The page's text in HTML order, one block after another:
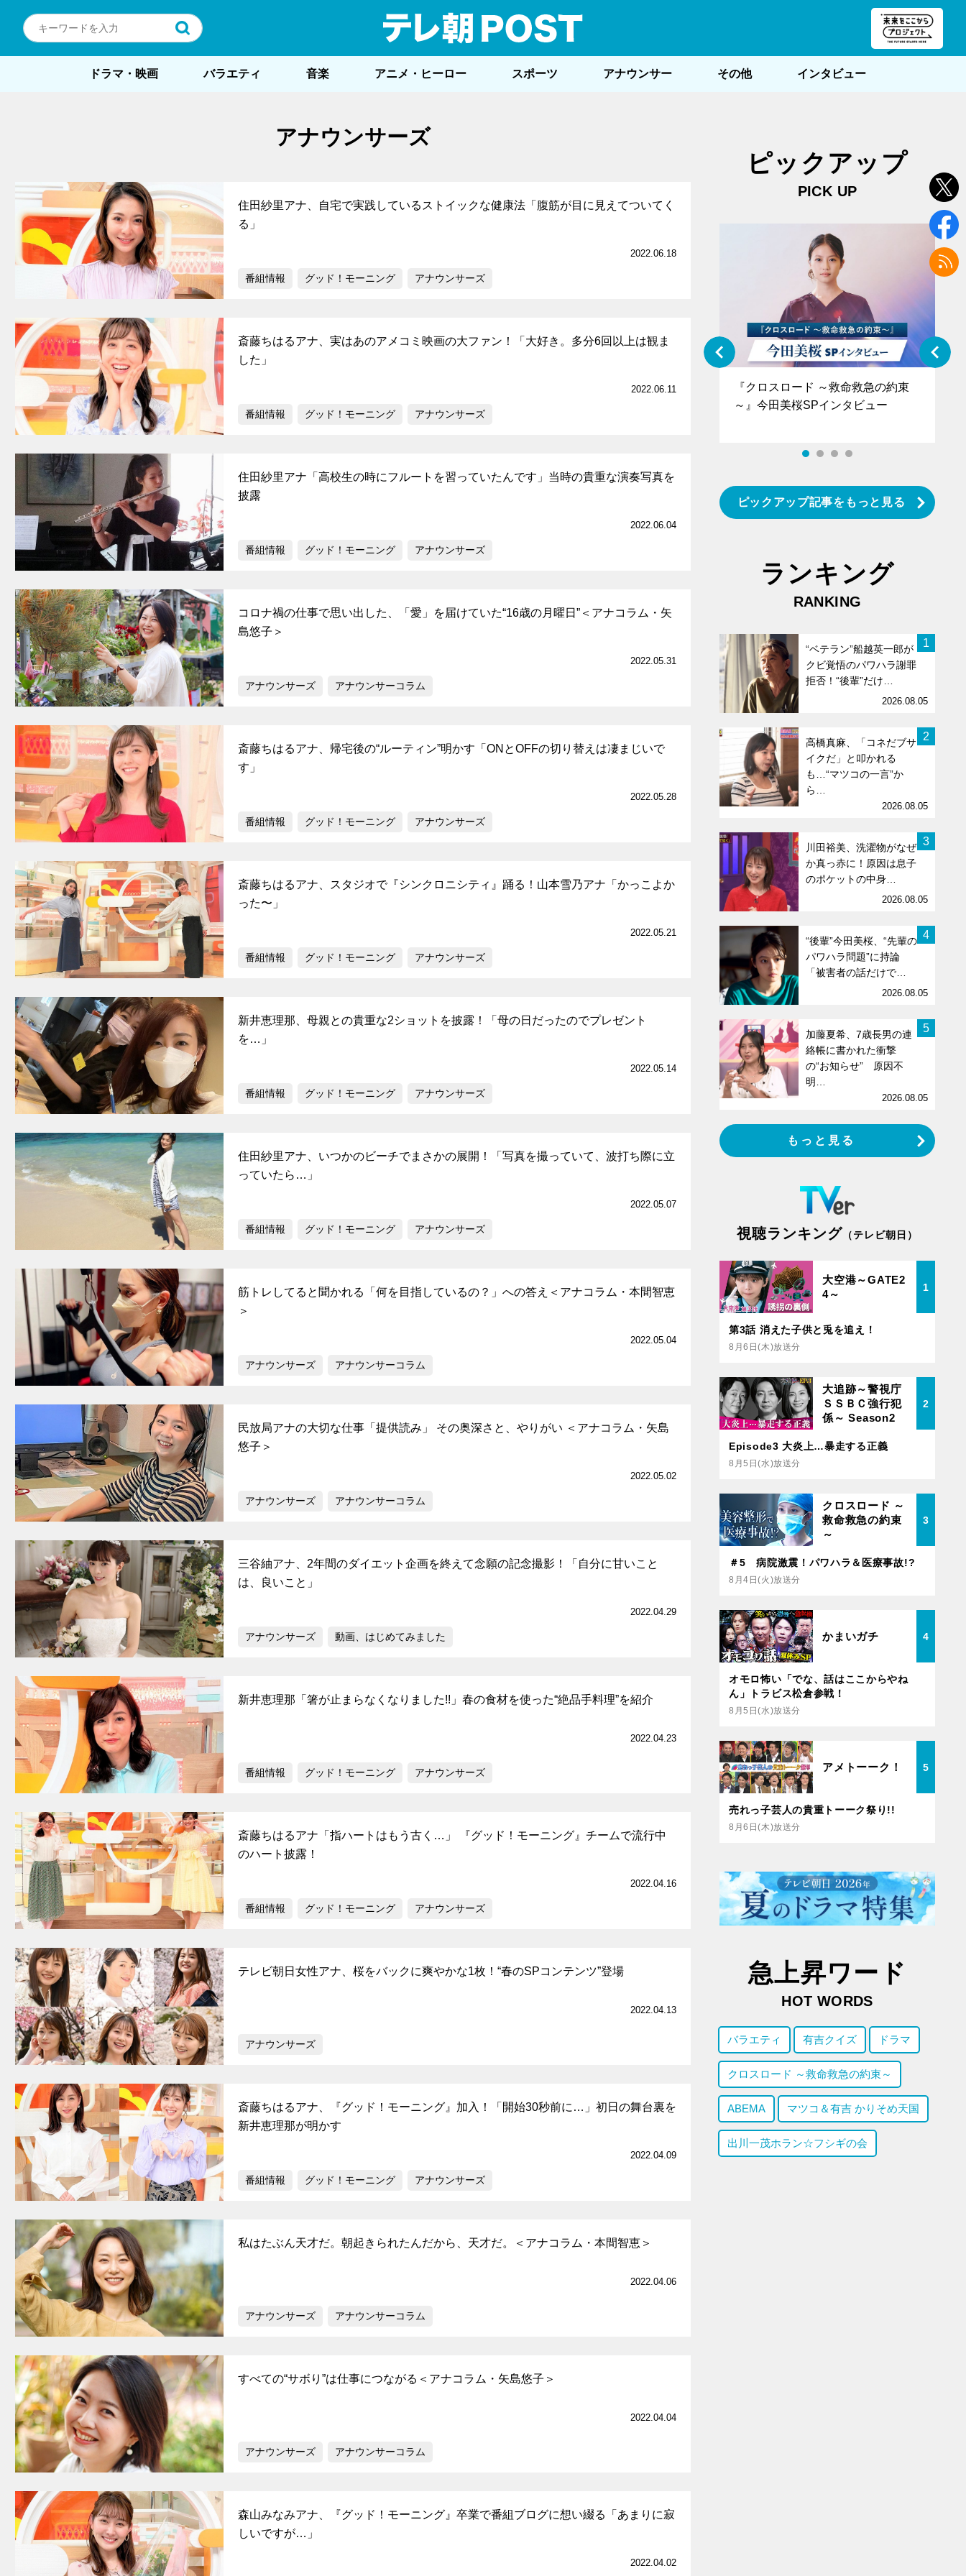
ドラマ・映画 バラエティ 音楽 アニメ・ヒーロー スポーツ アナウンサー その他 インタビュー
アナウンサーズ
住田紗里アナ、自宅で実践しているストイックな健康法「腹筋が目に見えてついてく
る」
2022.06.18
番組情報 グッド！モーニング アナウンサーズ
斎藤ちはるアナ、実はあのアメコミ映画の大ファン！「大好き。多分6回以上は観ま
した」
2022.06.11
番組情報 グッド！モーニング アナウンサーズ
住田紗里アナ「高校生の時にフルートを習っていたんです」当時の貴重な演奏写真を
披露
2022.06.04
番組情報 グッド！モーニング アナウンサーズ
コロナ禍の仕事で思い出した、「愛」を届けていた“16歳の月曜日”＜アナコラム・矢
島悠子＞
2022.05.31
アナウンサーズ アナウンサーコラム
斎藤ちはるアナ、帰宅後の“ルーティン”明かす「ONとOFFの切り替えは凄まじいで
す」
2022.05.28
番組情報 グッド！モーニング アナウンサーズ
斎藤ちはるアナ、スタジオで『シンクロニシティ』踊る！山本雪乃アナ「かっこよか
った〜」
2022.05.21
番組情報 グッド！モーニング アナウンサーズ
新井恵理那、母親との貴重な2ショットを披露！「母の日だったのでプレゼント
を…」
2022.05.14
番組情報 グッド！モーニング アナウンサーズ
住田紗里アナ、いつかのビーチでまさかの展開！「写真を撮っていて、波打ち際に立
っていたら…」
2022.05.07
番組情報 グッド！モーニング アナウンサーズ
筋トレしてると聞かれる「何を目指しているの？」への答え＜アナコラム・本間智恵
＞
2022.05.04
アナウンサーズ アナウンサーコラム
民放局アナの大切な仕事「提供読み」 その奥深さと、やりがい ＜アナコラム・矢島
悠子＞
2022.05.02
アナウンサーズ アナウンサーコラム
三谷紬アナ、2年間のダイエット企画を終えて念願の記念撮影！「自分に甘いこと
は、良いこと」
2022.04.29
アナウンサーズ 動画、はじめてみました
新井恵理那「箸が止まらなくなりました!!」春の食材を使った“絶品手料理”を紹介
2022.04.23
番組情報 グッド！モーニング アナウンサーズ
斎藤ちはるアナ「指ハートはもう古く…」 『グッド！モーニング』チームで流行中
のハート披露！
2022.04.16
番組情報 グッド！モーニング アナウンサーズ
テレビ朝日女性アナ、桜をバックに爽やかな1枚！“春のSPコンテンツ”登場
2022.04.13
アナウンサーズ
斎藤ちはるアナ、『グッド！モーニング』加入！「開始30秒前に…」初日の舞台裏を
新井恵理那が明かす
2022.04.09
番組情報 グッド！モーニング アナウンサーズ
私はたぶん天才だ。朝起きられたんだから、天才だ。＜アナコラム・本間智恵＞
2022.04.06
アナウンサーズ アナウンサーコラム
すべての“サボり”は仕事につながる＜アナコラム・矢島悠子＞
2022.04.04
アナウンサーズ アナウンサーコラム
森山みなみアナ、『グッド！モーニング』卒業で番組ブログに想い綴る「あまりに寂
しいですが…」
2022.04.02
ピックアップ
PICK UP
『アイ＝ラブ！げーみんぐ』＝LOV
『クロスロード ～救命救急の約束
～』今田美桜SPインタビュー
ピックアップ記事をもっと見る
ランキング
RANKING
1
“ベテラン”船越英一郎が
クビ覚悟のパワハラ謝罪
拒否！“後輩”だけ…
2026.08.05
2
高橋真麻、「コネだブサ
イクだ」と叩かれる
も…“マツコの一言”か
ら…
2026.08.05
3
川田裕美、洗濯物がなぜ
か真っ赤に！原因は息子
のポケットの中身…
2026.08.05
4
“後輩”今田美桜、“先輩の
パワハラ問題”に持論
「被害者の話だけで…
2026.08.05
5
加藤夏希、7歳長男の連
絡帳に書かれた衝撃
の“お知らせ” 原因不
明…
2026.08.05
もっと見る
視聴ランキング （テレビ朝日）
大空港～GATE2
4～
1
第3話 消えた子供と兎を追え！
8月6日(木)放送分
大追跡～警視庁
ＳＳＢＣ強行犯
係～ Season2
2
Episode3 大炎上…暴走する正義
8月5日(水)放送分
クロスロード ～
救命救急の約束
～
3
＃5 病院激震！パワハラ＆医療事故!?
8月4日(火)放送分
かまいガチ 4
オモロ怖い「でな、話はここからやね
ん」トラビス松倉参戦！
8月5日(水)放送分
アメトーーク！ 5
売れっ子芸人の貴重トーーク祭り!!
8月6日(木)放送分
急上昇ワード
HOT WORDS
バラエティ 有吉クイズ ドラマ
クロスロード ～救命救急の約束～
ABEMA マツコ＆有吉 かりそめ天国
出川一茂ホラン☆フシギの会